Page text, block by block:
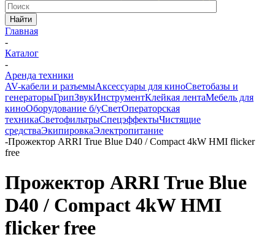
Найти
Главная
-
Каталог
-
Аренда техники
AV-кабели и разъемыАксессуары для киноСветобазы и
генераторыГрипЗвукИнструментКлейкая лентаМебель для
киноОборудование б/уСветОператорская
техникаСветофильтрыСпецэффектыЧистящие
средстваЭкипировкаЭлектропитание
-Прожектор ARRI True Blue D40 / Compact 4kW HMI flicker
free
Прожектор ARRI True Blue
D40 / Compact 4kW HMI
flicker free